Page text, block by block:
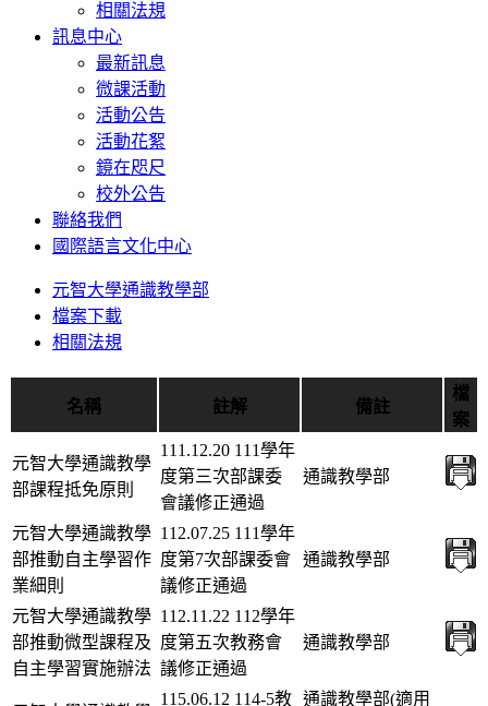
相關法規
訊息中心
最新訊息
微課活動
活動公告
活動花絮
鏡在咫尺
校外公告
聯絡我們
國際語言文化中心
元智大學通識教學部
檔案下載
相關法規
名稱 註解 備註
檔
案
元智大學通識教學
部課程抵免原則
111.12.20 111學年
度第三次部課委
會議修正通過
通識教學部
元智大學通識教學
部推動自主學習作
業細則
112.07.25 111學年
度第7次部課委會
議修正通過
通識教學部
元智大學通識教學
部推動微型課程及
自主學習實施辦法
112.11.22 112學年
度第五次教務會
議修正通過
通識教學部
115.06.12 114-5教 通識教學部(適用